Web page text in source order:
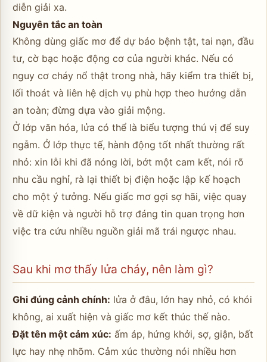
diễn giải xa.
Nguyên tắc an toàn
Không dùng giấc mơ để dự báo bệnh tật, tai nạn, đầu
tư, cờ bạc hoặc động cơ của người khác. Nếu có
nguy cơ cháy nổ thật trong nhà, hãy kiểm tra thiết bị,
lối thoát và liên hệ dịch vụ phù hợp theo hướng dẫn
an toàn; đừng dựa vào giải mộng.
Ở lớp văn hóa, lửa có thể là biểu tượng thú vị để suy
ngẫm. Ở lớp thực tế, hành động tốt nhất thường rất
nhỏ: xin lỗi khi đã nóng lời, bớt một cam kết, nói rõ
nhu cầu nghỉ, rà lại thiết bị điện hoặc lập kế hoạch
cho một ý tưởng. Nếu giấc mơ gợi sợ hãi, việc quay
về dữ kiện và người hỗ trợ đáng tin quan trọng hơn
việc tra cứu nhiều nguồn giải mã trái ngược nhau.
Sau khi mơ thấy lửa cháy, nên làm gì?
Ghi đúng cảnh chính: lửa ở đâu, lớn hay nhỏ, có khói
không, ai xuất hiện và giấc mơ kết thúc thế nào.
Đặt tên một cảm xúc: ấm áp, hứng khởi, sợ, giận, bất
lực hay nhẹ nhõm. Cảm xúc thường nói nhiều hơn